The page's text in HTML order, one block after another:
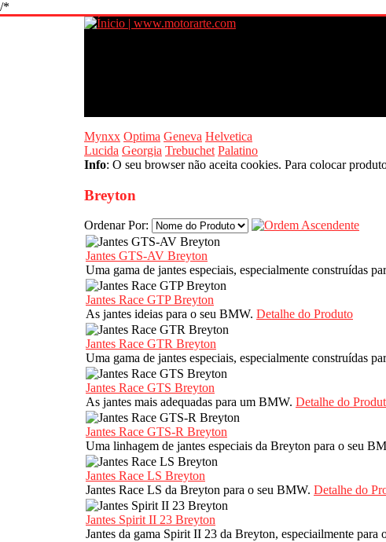
/*
Mynxx Optima Geneva Helvetica
Lucida Georgia Trebuchet Palatino
Info: O seu browser não aceita cookies. Para colocar
Breyton
Ordenar Por:
Jantes GTS-AV Breyton
Uma gama de jantes especiais, especialmente construídas
Jantes Race GTP Breyton
As jantes ideias para o seu BMW. Detalhe do Produto
Jantes Race GTR Breyton
Uma gama de jantes especiais, especialmente construídas
Jantes Race GTS Breyton
As jantes mais adequadas para um BMW. Detalhe do
Jantes Race GTS-R Breyton
Uma linhagem de jantes especiais da Breyton para o seu
Jantes Race LS Breyton
Jantes Race LS da Breyton para o seu BMW. Detalhe do
Jantes Spirit II 23 Breyton
Jantes da gama Spirit II 23 da Breyton, especiailmente para